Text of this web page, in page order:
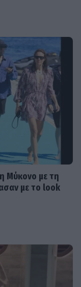
Μύκονο με τη
με το look